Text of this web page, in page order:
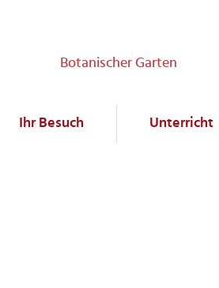
Botanischer Garten
Ihr Besuch Unterricht